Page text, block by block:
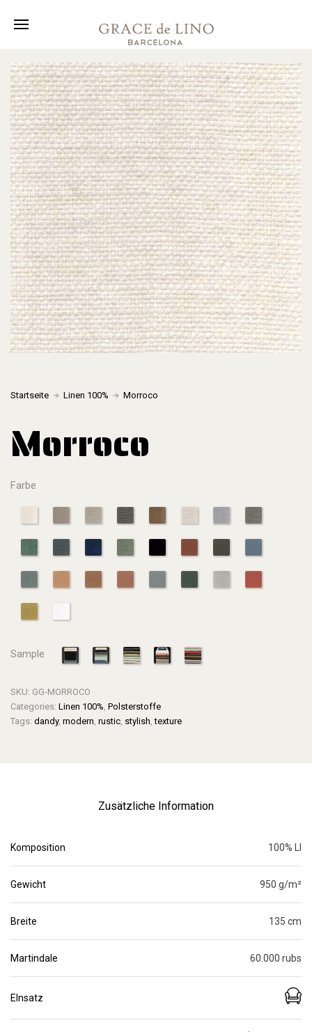
Stoffe
Startseite Linen 100% Morroco
Morroco
Farbe
Sample
SKU: GG-MORROCO
Categories: Linen 100%, Polsterstoffe
Tags: dandy, modern, rustic, stylish,texture
Zusätzliche Information
Komposition 100% LI
Gewicht 950 g/m²
Breite 135 cm
Martindale 60.000 rubs
EInsatz